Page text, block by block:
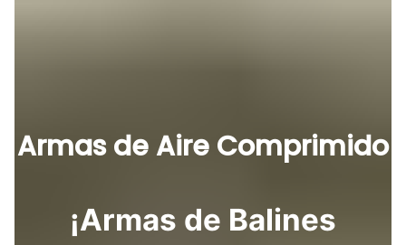
Armas de Aire Comprimido
¡Armas de Balines